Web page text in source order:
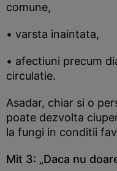
comune,
• varsta inaintata,
• afectiuni precum
circulatie.
Asadar, chiar si o
poate dezvolta
la fungi in conditii
Mit 3: „Daca nu